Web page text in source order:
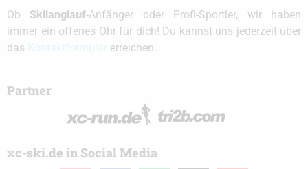
Ob Skilanglauf-Anfänger oder Profi-Sportler, wir haben
immer ein offenes Ohr für dich! Du kannst uns jederzeit über
das
erreichen.
Partner
xc-ski.de in Social Media